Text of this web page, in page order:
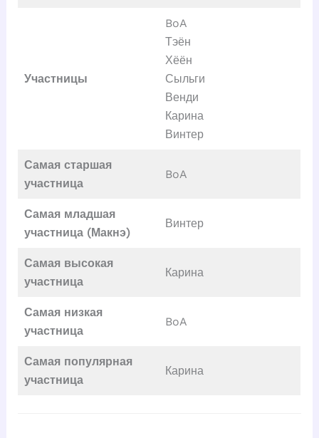
Участницы
BoA
Тэён
Хёён
Сыльги
Венди
Карина
Винтер
Самая старшая
участница
BoA
Самая младшая
участница (Макнэ)
Винтер
Самая высокая
участница
Карина
Самая низкая
участница
BoA
Самая популярная
участница
Карина